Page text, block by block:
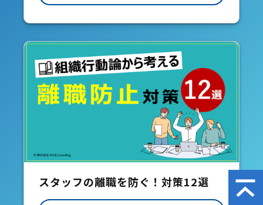
スタッフの離職を防ぐ！対策12選